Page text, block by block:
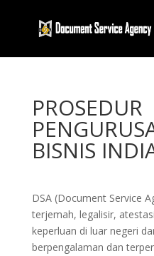
PROSEDUR
BISNIS
DSA (Document Service
terjemah, legalisir,
keperluan di luar negeri
berpengalaman dan